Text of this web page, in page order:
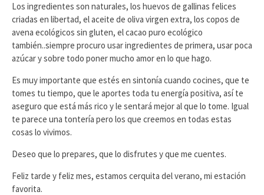
Los ingredientes son naturales, los huevos de gallinas felices
criadas en libertad, el aceite de oliva virgen extra, los copos de
avena ecológicos sin gluten, el cacao puro ecológico
también..siempre procuro usar ingredientes de primera, usar poca
azúcar y sobre todo poner mucho amor en lo que hago.
Es muy importante que estés en sintonía cuando cocines, que te
tomes tu tiempo, que le aportes toda tu energía positiva, así te
aseguro que está más rico y le sentará mejor al que lo tome. Igual
te parece una tontería pero los que creemos en todas estas
cosas lo vivimos.
Deseo que lo prepares, que lo disfrutes y que me cuentes.
Feliz tarde y feliz mes, estamos cerquita del verano, mi estación
favorita.